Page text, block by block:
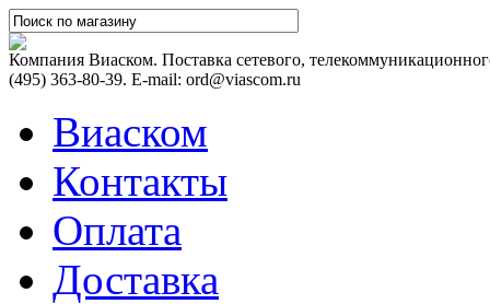
Компания Виаском. Поставка сетевого,
(495) 363-80-39. E-mail: ord@viascom.ru
Виаском
Контакты
Оплата
Доставка